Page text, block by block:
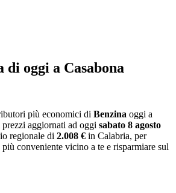
di oggi a Casabona
più economici di Benzina oggi a
aggiornati ad oggi sabato 8 agosto
regionale di 2.008 € in Calabria, per
conveniente vicino a te e risparmiare sul